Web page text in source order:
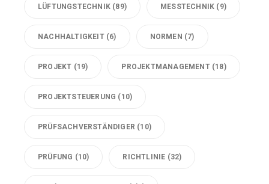
LÜFTUNGSTECHNIK (89) MESSTECHNIK (9)
NACHHALTIGKEIT(6) NORMEN (7)
PROJEKT (19) PROJEKTMANAGEMENT(18)
PROJEKTSTEUERUNG (10)
PRÜFSACHVERSTÄNDIGER (10)
PRÜFUNG (10) RICHTLINIE (32)